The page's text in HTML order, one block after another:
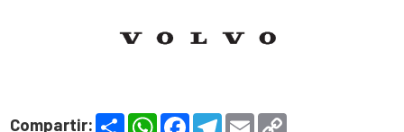
Compartir:
S
W
F
T
E